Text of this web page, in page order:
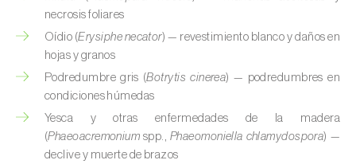
Cedrus spp.
Centeno (Secale cereale)
Cerezo (Prunus avium L. )
Chirimoya ( Annona spp.
Chirivía ( Pastinaca sativa
necrosis foliares
Oídio (Erysiphe necator) — revestimiento blanco y daños en
hojas y granos
Podredumbre gris (Botrytis cinerea) — podredumbres en
condiciones húmedas
Yesca y otras enfermedades de la madera
(Phaeoacremonium spp., Phaeomoniella chlamydospora) —
declive y muerte de brazos